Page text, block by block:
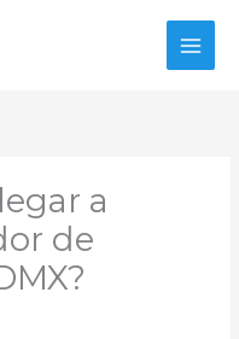
a
de